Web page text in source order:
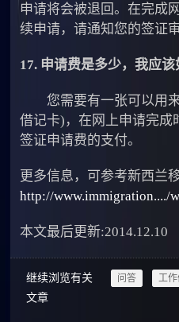
申请将会被退回。在完成
续申请，请通知您的签证
17. 申请费是多少，我应该
您需要有一张可以用来
借记卡)，在网上申请完成
签证申请费的支付。
更多信息，可参考新西兰移
http://www.immigration..../
本文最后更新:2014.12.10
继续浏览有关 问答 工
文章